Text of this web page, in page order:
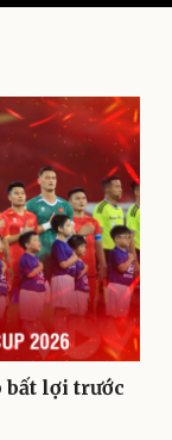
bất lợi trước